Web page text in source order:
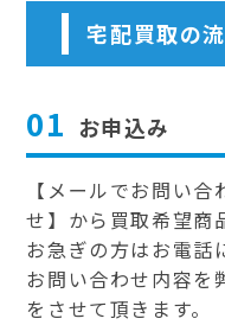
宅配買取の
01 お申込み
【メールでお問い
せ】から買取希望商
お急ぎの方はお電話
お問い合わせ内容を
をさせて頂きます。